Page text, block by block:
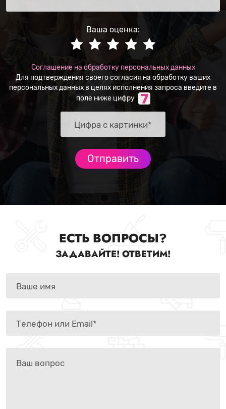
Ваша оценка:
Соглашение на обработку персональных данных
Для подтверждения своего согласия на обработку ваших
персональных данных в целях исполнения запроса введите в
поле ниже цифру
ЕСТЬ ВОПРОСЫ?
ЗАДАВАЙТЕ! ОТВЕТИМ!